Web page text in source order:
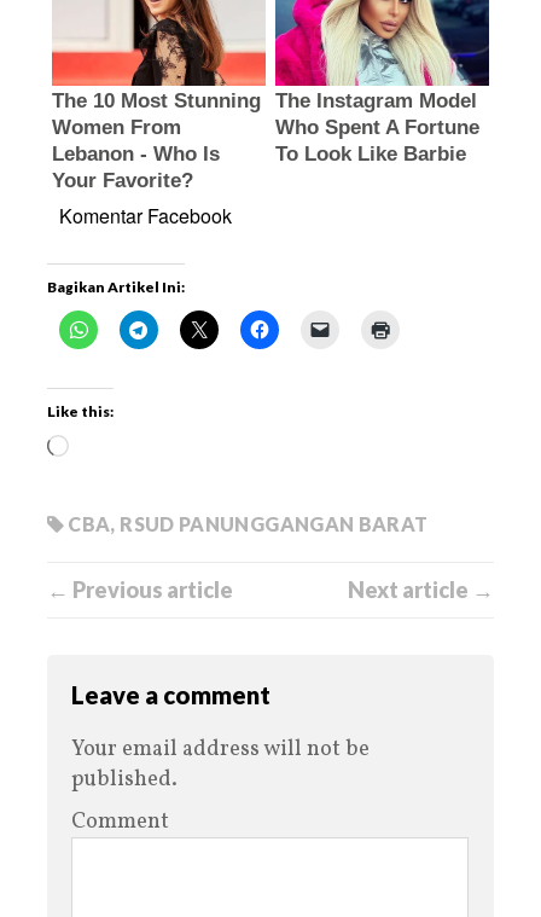
Komentar Facebook
Bagikan Artikel Ini:
Like this:
CBA, RSUD PANUNGGANGAN BARAT
← Previous article Next article →
Leave a comment
Your email address will not be
published.
Comment